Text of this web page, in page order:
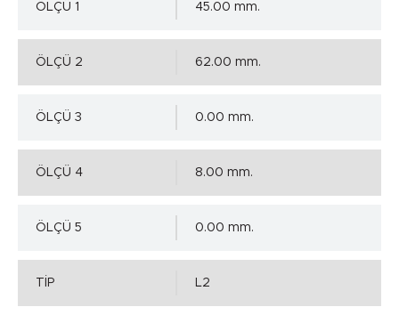
ÖLÇÜ 1 45.00 mm.
ÖLÇÜ 2 62.00 mm.
ÖLÇÜ 3 0.00 mm.
ÖLÇÜ 4 8.00 mm.
ÖLÇÜ 5 0.00 mm.
TİP L2